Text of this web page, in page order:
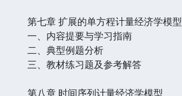
第七章 扩展的单方程计量经济学模型
一、内容提要与学习指南
二、典型例题分析
三、教材练习题及参考解答
第八章 时间序列计量经济学模型